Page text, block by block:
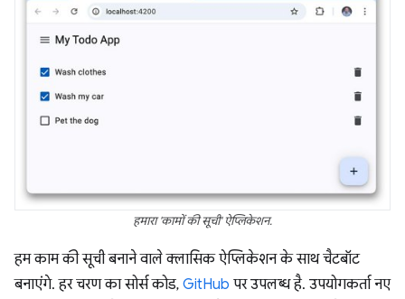
हमारा 'कामों की सूची' ऐप्लिकेशन.
हम काम की सूची बनाने वाले क्लासिक ऐप्लिकेशन के साथ चैटबॉट
बनाएंगे. हर चरण का सोर्स कोड, GitHub पर उपलब्ध है. उपयोगकर्ता नए